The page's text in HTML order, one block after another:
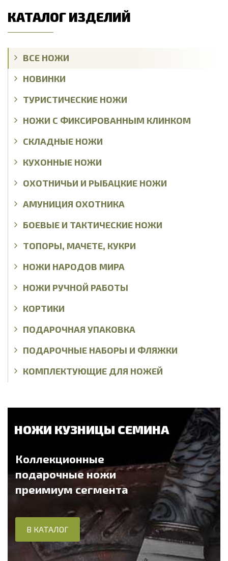
КАТАЛОГ ИЗДЕЛИЙ
ВСЕ НОЖИ
НОВИНКИ
ТУРИСТИЧЕСКИЕ НОЖИ
НОЖИ С ФИКСИРОВАННЫМ КЛИНКОМ
СКЛАДНЫЕ НОЖИ
КУХОННЫЕ НОЖИ
ОХОТНИЧЬИ И РЫБАЦКИЕ НОЖИ
АМУНИЦИЯ ОХОТНИКА
БОЕВЫЕ И ТАКТИЧЕСКИЕ НОЖИ
ТОПОРЫ, МАЧЕТЕ, КУКРИ
НОЖИ НАРОДОВ МИРА
НОЖИ РУЧНОЙ РАБОТЫ
КОРТИКИ
ПОДАРОЧНАЯ УПАКОВКА
ПОДАРОЧНЫЕ НАБОРЫ И ФЛЯЖКИ
КОМПЛЕКТУЮЩИЕ ДЛЯ НОЖЕЙ
НОЖИ КУЗНИЦЫ СЕМИНА
Коллекционные
подарочные ножи
преимиум сегмента
В КАТАЛОГ